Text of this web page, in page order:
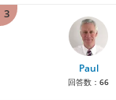
3
Paul
回答数： 66